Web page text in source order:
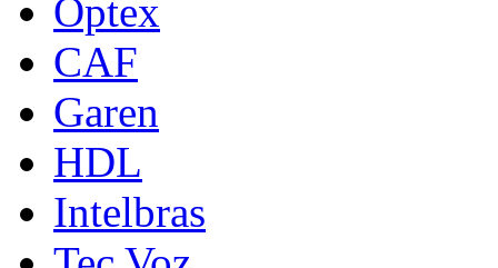
Optex
CAF
Garen
HDL
Intelbras